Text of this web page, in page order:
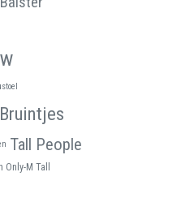
Tall People
M Tall